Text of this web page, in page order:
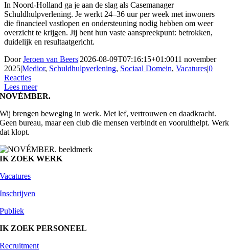
In Noord-Holland ga je aan de slag als Casemanager
Schuldhulpverlening. Je werkt 24–36 uur per week met inwoners
die financieel vastlopen en ondersteuning nodig hebben om weer
overzicht te krijgen. Jij bent hun vaste aanspreekpunt: betrokken,
duidelijk en resultaatgericht.
DoorJeroen van Beers|2026-08-09T07:16:15+01:0011 november
2025|Medior, Schuldhulpverlening, Sociaal Domein, Vacatures|0
Reacties
Lees meer
NOVÉMBER.
Wij brengen beweging in werk. Met lef, vertrouwen en daadkracht.
Geen bureau, maar een club die mensen verbindt en vooruithelpt. Werk
dat klopt.
IK ZOEK WERK
Vacatures
Inschrijven
Publiek
IK ZOEK PERSONEEL
Recruitment